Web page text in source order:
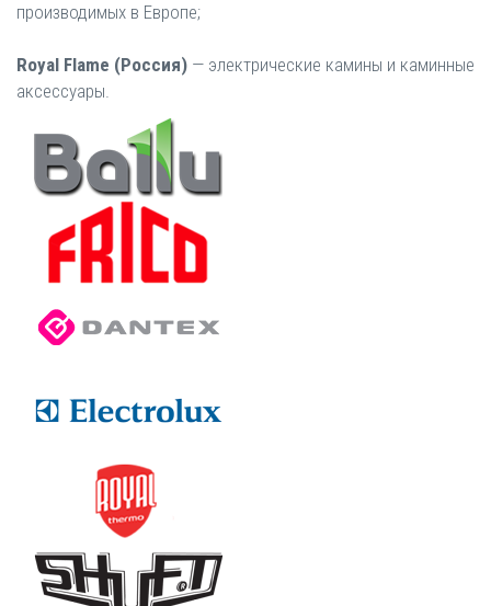
производимых в Европе;
Royal Flame (Россия) — электрические камины и каминные
аксессуары.